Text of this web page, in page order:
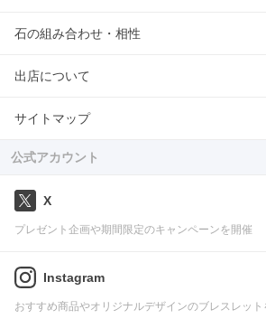
石の組み合わせ・相性
出店について
サイトマップ
公式アカウント
X
プレゼント企画や期間限定のキャンペーンを開催
Instagram
おすすめ商品やオリジナルデザインのブレスレット